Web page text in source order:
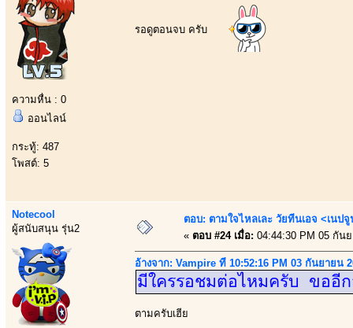
ความหื่น : 0
ออนไลน์
กระทู้: 487
โพสต์: 5
รอดูตอนจบ ครับ
Notecool
ผู้สนับสนุน รุ่น2
ตอบ: ตามใจไหลเละ วัยทีนเอจ <เนป
« ตอบ #24 เมื่อ: 04:44:30 PM 05 กัน
อ้างจาก: Vampire ที่ 10:52:16 PM 03 กันยายน
มีใครรอชมต่อไหมครับ ขออี
ตามครับเฮีย